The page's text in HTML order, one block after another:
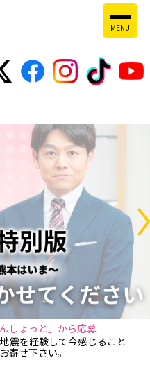
MENU
しょっと」から応募
震を経験して今感じること
寄せ下さい。